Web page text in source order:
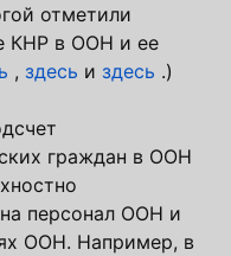
отметили
КНР в ООН и ее
, здесь и здесь .)
граждан в ООН
на персонал ООН и
ООН. Например, в